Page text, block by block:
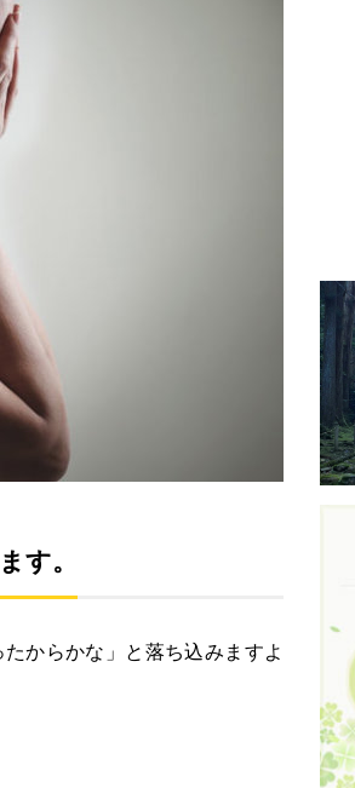
す。
からかな」と落ち込みますよ